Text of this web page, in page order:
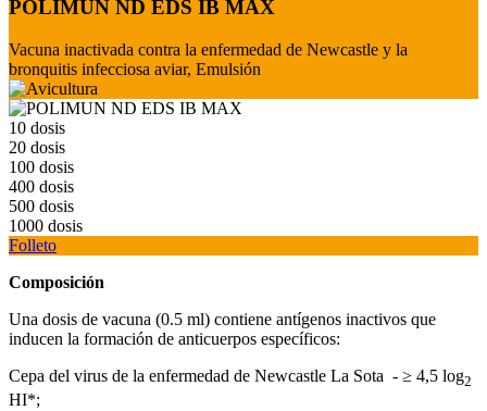
POLIMUN ND EDS IB MAX
Vacuna inactivada contra la enfermedad de Newcastle y la
bronquitis infecciosa aviar, Emulsión
10 dosis
20 dosis
100 dosis
400 dosis
500 dosis
1000 dosis
Folleto
Composición
Una dosis de vacuna (0.5 ml) contiene antígenos inactivos que
inducen la formación de anticuerpos específicos:
Cepa del virus de la enfermedad de Newcastle La Sota - ≥ 4,5 lоg2
HI*;